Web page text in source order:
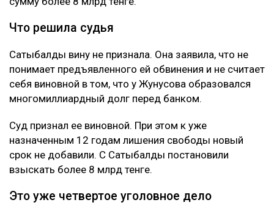
Что решила судья
Сатыбалды вину не признала. Она заявила, что не
понимает предъявленного ей обвинения и не считает
себя виновной в том, что у Жунусова образовался
многомиллиардный долг перед банком.
Суд признал ее виновной. При этом к уже
назначенным 12 годам лишения свободы новый
срок не добавили. С Сатыбалды постановили
взыскать более 8 млрд тенге.
Это уже четвертое уголовное дело